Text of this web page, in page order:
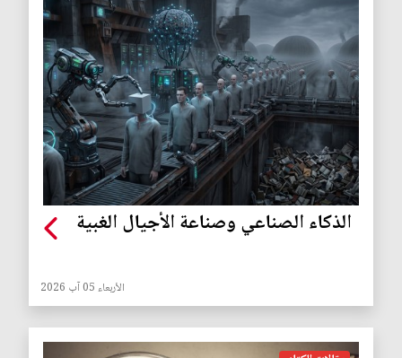
الذكاء الصناعي وصناعة الأجيال الغبية
الأربعاء 05 آب 2026